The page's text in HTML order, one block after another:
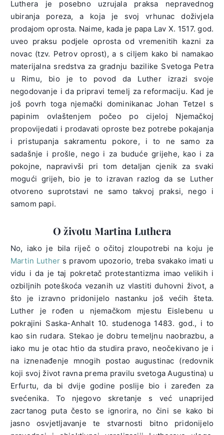
Luthera je posebno uzrujala praksa nepravednog
ubiranja poreza, a koja je svoj vrhunac doživjela
prodajom oprosta. Naime, kada je papa Lav X. 1517. god.
uveo praksu podjele oprosta od vremenitih kazni za
novac (tzv. Petrov oprost), a s ciljem kako bi namakao
materijalna sredstva za gradnju bazilike Svetoga Petra
u Rimu, bio je to povod da Luther izrazi svoje
negodovanje i da pripravi temelj za reformaciju. Kad je
još povrh toga njemački dominikanac Johan Tetzel s
papinim ovlaštenjem počeo po cijeloj Njemačkoj
propovijedati i prodavati oproste bez potrebe pokajanja
i pristupanja sakramentu pokore, i to ne samo za
sadašnje i prošle, nego i za buduće grijehe, kao i za
pokojne, napravivši pri tom detaljan cjenik za svaki
mogući grijeh, bio je to izravan razlog da se Luther
otvoreno suprotstavi ne samo takvoj praksi, nego i
samom papi.
O životu Martina Luthera
No, iako je bila riječ o očitoj zloupotrebi na koju je
Martin Luther s pravom upozorio, treba svakako imati u
vidu i da je taj pokretač protestantizma imao velikih i
ozbiljnih poteškoća vezanih uz vlastiti duhovni život, a
što je izravno pridonijelo nastanku još većih šteta.
Luther je rođen u njemačkom mjestu Eislebenu u
pokrajini Saska-Anhalt 10. studenoga 1483. god., i to
kao sin rudara. Stekao je dobru temeljnu naobrazbu, a
iako mu je otac htio da studira pravo, neočekivano je i
na iznenađenje mnogih postao augustinac (redovnik
koji svoj život ravna prema pravilu svetoga Augustina) u
Erfurtu, da bi dvije godine poslije bio i zaređen za
svećenika. To njegovo skretanje s već unaprijed
zacrtanog puta često se ignorira, no čini se kako bi
jasno osvjetljavanje te stvarnosti bitno pridonijelo